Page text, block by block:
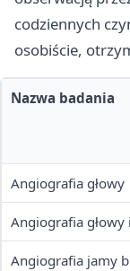
codziennych
osobiście,
Nazwa badania
Angiografia głowy
Angiografia głowy
Angiografia jamy